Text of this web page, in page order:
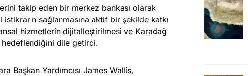
takip eden bir merkez bankası olarak
sağlanmasına aktif bir şekilde katkı
hizmetlerin dijitalleştirilmesi ve Karadağ
hedeflendiğini dile getirdi.
Başkan Yardımcısı James Wallis,